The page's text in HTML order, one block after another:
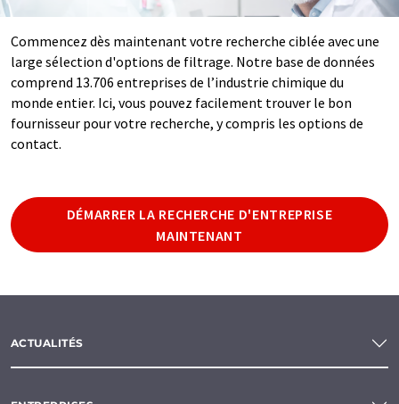
Commencez dès maintenant votre recherche ciblée avec une
large sélection d'options de filtrage. Notre base de données
comprend 13.706 entreprises de l’industrie chimique du
monde entier. Ici, vous pouvez facilement trouver le bon
fournisseur pour votre recherche, y compris les options de
contact.
DÉMARRER LA RECHERCHE D'ENTREPRISE
MAINTENANT
ACTUALITÉS